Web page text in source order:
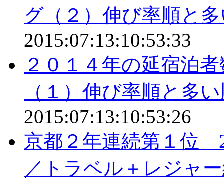
グ（２）伸び率順と
2015:07:13:10:53:33
２０１４年の延宿泊
（１）伸び率順と多
2015:07:13:10:53:26
京都２年連続第１位
／トラベル＋レジャ